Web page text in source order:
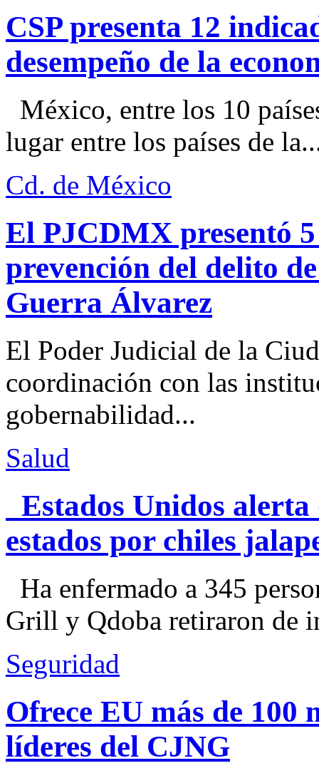
CSP presenta 12
desempeño de la
México, entre los 10
lugar entre los países de
Cd. de México
El PJCDMX presentó
prevención del delito
Guerra Álvarez
El Poder Judicial de la
coordinación con las
gobernabilidad...
Salud
Estados Unidos alerta
estados por chiles
Ha enfermado a 345
Grill y Qdoba retiraron de
Seguridad
Ofrece EU más de 100
líderes del CJNG